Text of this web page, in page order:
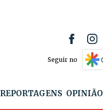
Seguir no
REPORTAGENS OPINIÃO